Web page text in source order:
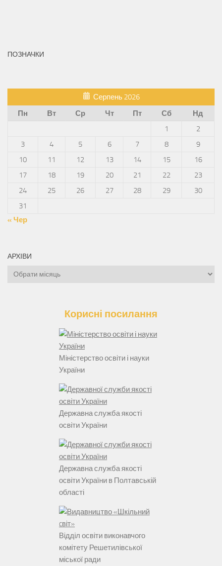
ПОЗНАЧКИ
Серпень 2026
Пн
Вт Ср Чт Пт Сб
Нд
1
2
3
4 5 6 7 8
9
10
11 12 13 14 15
16
17
18 19 20 21 22
23
24
25 26 27 28 29
30
31
« Чер
АРХІВИ
Архіви
Корисні посилання
Міністерство освіти і науки
України
Державна служба якості
освіти України
Державна служба якості
освіти України в Полтавській
області
Відділ освіти виконавчого
комітету Решетилівської
міської ради